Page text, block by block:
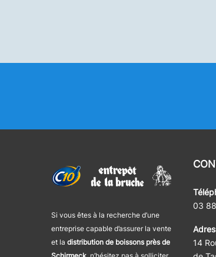
Si vous êtes à la recherche d’une
entreprise capable d’assurer la vente
et la distribution de boissons près de
03
14